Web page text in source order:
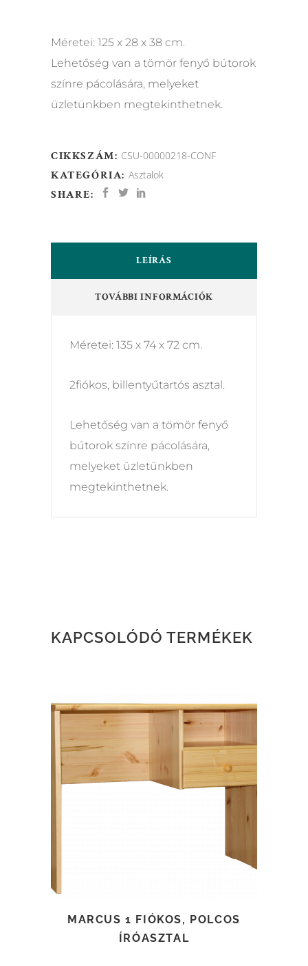
Méretei: 125 x 28 x 38 cm.
Lehetőség van a tömör fenyő bútorok
színre pácolására, melyeket
üzletünkben megtekinthetnek.
CIKKSZÁM: CSU-00000218-CONF
KATEGÓRIA: Asztalok
SHARE:
LEÍRÁS
TOVÁBBI INFORMÁCIÓK
Méretei: 135 x 74 x 72 cm.
2fiókos, billentyűtartós asztal.
Lehetőség van a tömör fenyő
bútorok színre pácolására,
melyeket üzletünkben
megtekinthetnek.
KAPCSOLÓDÓ TERMÉKEK
MARCUS 1 FIÓKOS, POLCOS
ÍRÓASZTAL